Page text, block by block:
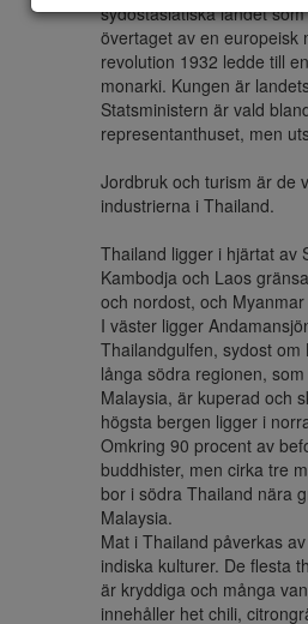
sydostasiatiska landet
övertaget av en europeisk
revolution 1932 ledde till
monarki. Kungen är
Statsministern är vald
representanthuset, men
Jordbruk och turism är de
industrierna i Thailand.
Thailand ligger i hjärtat av
Kambodja och Laos
och nordost, och
I väster ligger
Thailandgulfen, sydost om
långa södra regionen,
Malaysia, är kuperad och
högsta bergen ligger i
Omkring 90 procent av
buddhister, men cirka tre
bor i södra Thailand nära
Malaysia.
Mat i Thailand påverkas
indiska kulturer. De flesta
är kryddiga och många
innehåller het chili,